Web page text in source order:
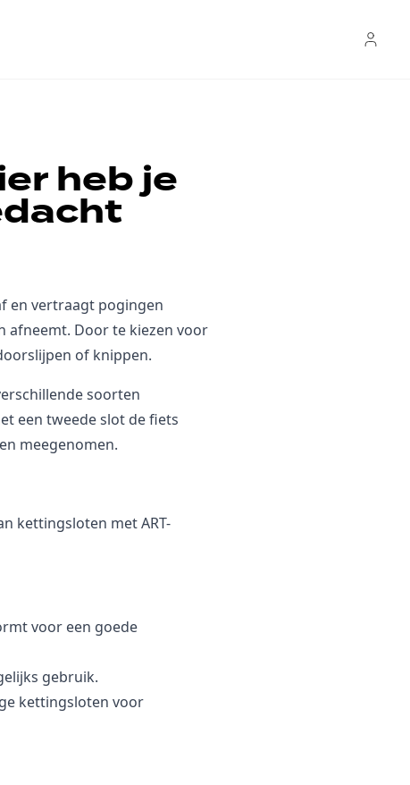
heb je
en vertraagt pogingen
afneemt. Door te kiezen voor
of knippen.
soorten
een tweede slot de fiets
meegenomen.
kettingsloten met ART-
voor een goede
gebruik.
kettingsloten voor